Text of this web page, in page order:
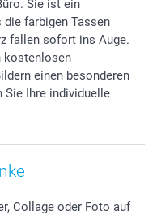
Sie ist ein
farbigen Tassen
fallen sofort ins Auge.
kostenlosen
einen besonderen
Sie Ihre individuelle
Collage oder Foto auf